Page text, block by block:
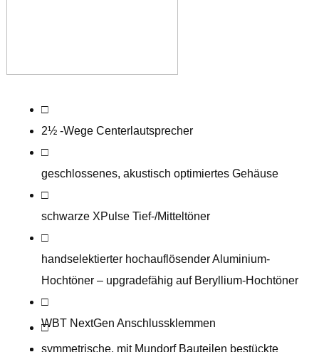
□
2½ -Wege Centerlautsprecher
□
geschlossenes, akustisch optimiertes Gehäuse
□
schwarze XPulse Tief-/Mitteltöner
□
handselektierter hochauflösender Aluminium-
Hochtöner – upgradefähig auf Beryllium-Hochtöner
□
WBT NextGen Anschlussklemmen
□
symmetrische, mit Mundorf Bauteilen bestückte